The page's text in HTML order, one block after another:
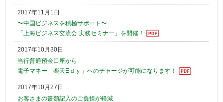
2017年11月1日
〜中国ビジネスを積極サポート〜
「上海ビジネス交流会 実務セミナー」を開催！
2017年10月30日
当行普通預金口座から
電子マネー「楽天Eｄｙ」へのチャージが可能になります！
2017年10月27日
お客さまの書類記入のご負担が軽減